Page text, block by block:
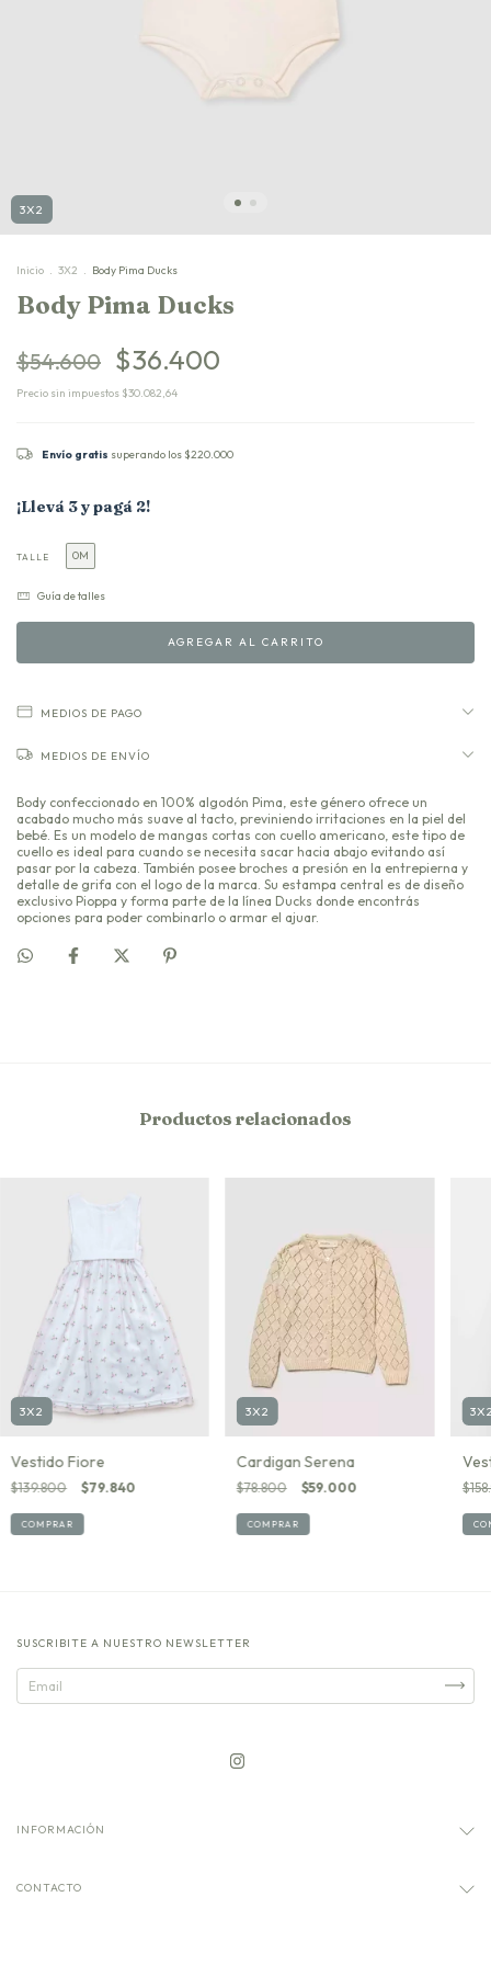
3X2
Inicio . 3X2 . Body Pima Ducks
Body Pima Ducks
$54.600 $36.400
Precio sin impuestos $30.082,64
Envío gratis superando los $220.000
¡Llevá 3 y pagá 2!
TALLE 0M
Guía de talles
MEDIOS DE PAGO
MEDIOS DE ENVÍO
Body confeccionado en 100% algodón Pima, este género ofrece un
acabado mucho más suave al tacto, previniendo irritaciones en la piel del
bebé. Es un modelo de mangas cortas con cuello americano, este tipo de
cuello es ideal para cuando se necesita sacar hacia abajo evitando así
pasar por la cabeza. También posee broches a presión en la entrepierna y
detalle de grifa con el logo de la marca. Su estampa central es de diseño
exclusivo Pioppa y forma parte de la línea Ducks donde encontrás
opciones para poder combinarlo o armar el ajuar.
Productos relacionados
3X2
Vestido Fiore
$139.800 $79.840
COMPRAR
3X2
Cardigan Serena
$78.800 $59.000
COMPRAR
SUSCRIBITE A NUESTRO NEWSLETTER
INFORMACIÓN
CONTACTO